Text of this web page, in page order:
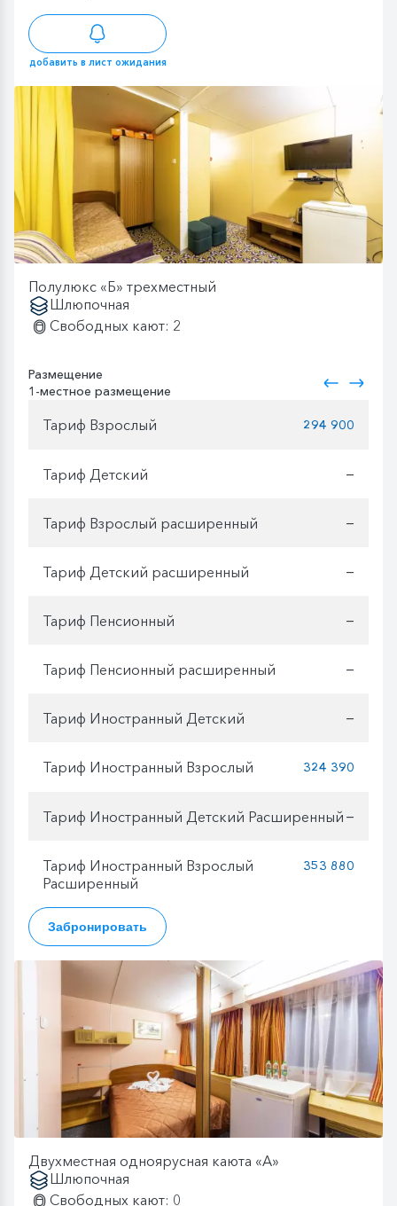
добавить в лист ожидания
Полулюкс «Б» трехместный
Шлюпочная
Свободных кают: 2
Размещение
1-местное размещение
Тариф Взрослый 294 900
Тариф Детский —
Тариф Взрослый расширенный —
Тариф Детский расширенный —
Тариф Пенсионный —
Тариф Пенсионный расширенный —
Тариф Иностранный Детский —
Тариф Иностранный Взрослый 324 390
Тариф Иностранный Детский Расширенный —
Тариф Иностранный Взрослый
Расширенный
353 880
Забронировать
Двухместная одноярусная каюта «А»
Шлюпочная
Свободных кают: 0